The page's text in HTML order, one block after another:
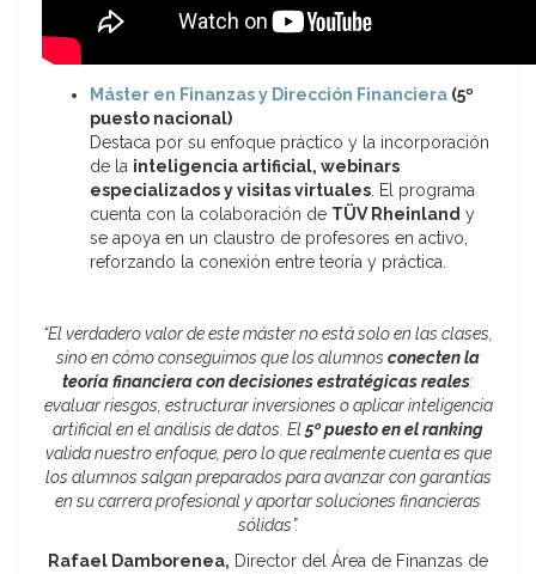
Máster en Finanzas y Dirección Financiera (5º
puesto nacional)
Destaca por su enfoque práctico y la incorporación
de la inteligencia artificial, webinars
especializados y visitas virtuales. El programa
cuenta con la colaboración de TÜV Rheinland y
se apoya en un claustro de profesores en activo,
reforzando la conexión entre teoría y práctica.
“El verdadero valor de este máster no está solo en las clases,
sino en cómo conseguimos que los alumnos conecten la
teoría financiera con decisiones estratégicas reales:
evaluar riesgos, estructurar inversiones o aplicar inteligencia
artificial en el análisis de datos. El5º puesto en el ranking
valida nuestro enfoque, pero lo que realmente cuenta es que
los alumnos salgan preparados para avanzar con garantías
en su carrera profesional y aportar soluciones financieras
sólidas”.
Rafael Damborenea, Director del Área de Finanzas de